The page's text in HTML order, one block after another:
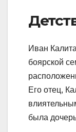
Иван
боярской
Его отец,
была